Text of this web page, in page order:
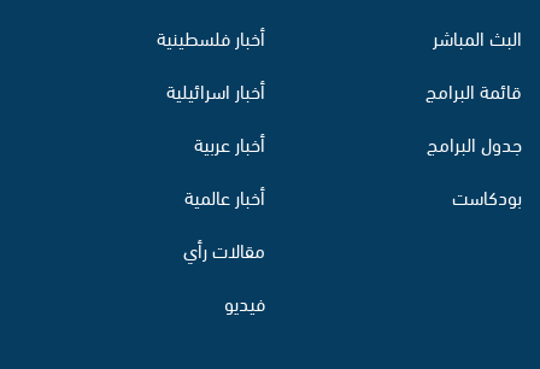
البث المباشر
قائمة البرامج
جدول البرامج
بودكاست
أخبار فلسطينية
أخبار اسرائيلية
أخبار عربية
أخبار عالمية
مقالات رأي
فيديو